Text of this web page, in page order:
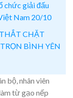
chức giải đấu
Nam 20/10
CHẶT
BÌNH YÊN
bộ, nhân viên
từ gạo nếp